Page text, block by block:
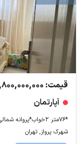
قیمت: 14,800,000,000 تومان
آپارتمان
*۷۶متر ۲خواب*پروانه شمالی_فول دیزاین
شهرک پرواز, تهران